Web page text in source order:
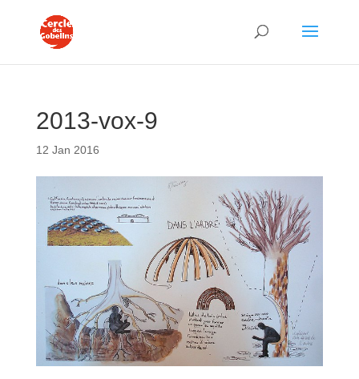
2013-vox-9
12 Jan 2016